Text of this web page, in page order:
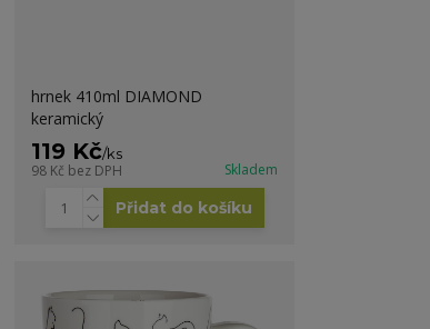
hrnek 410ml DIAMOND
keramický
119 Kč/ks
98 Kč bez DPH Skladem
Přidat do košíku